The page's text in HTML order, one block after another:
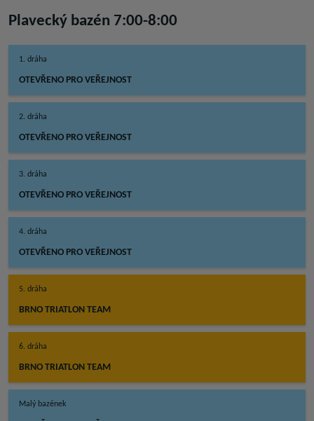
Plavecký bazén 7:00-8:00
1. dráha
OTEVŘENO PRO VEŘEJNOST
2. dráha
OTEVŘENO PRO VEŘEJNOST
3. dráha
OTEVŘENO PRO VEŘEJNOST
4. dráha
OTEVŘENO PRO VEŘEJNOST
5. dráha
BRNO TRIATLON TEAM
6. dráha
BRNO TRIATLON TEAM
Malý bazének